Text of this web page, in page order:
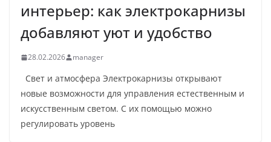
интерьер: как электрокарнизы
добавляют уют и удобство
28.02.2026 manager
Свет и атмосфера Электрокарнизы открывают
новые возможности для управления естественным и
искусственным светом. С их помощью можно
регулировать уровень